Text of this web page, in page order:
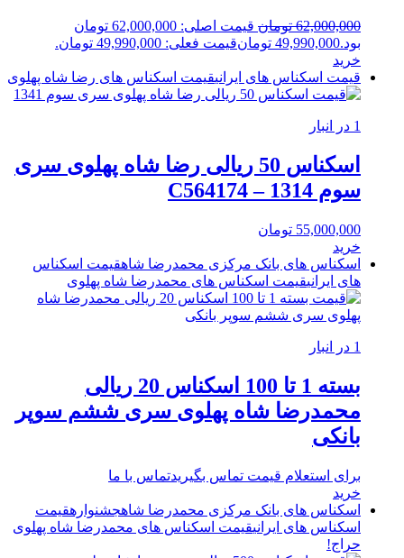
62,000,000 تومان
قیمت اصلی: 62,000,000 تومان
بود.49,990,000 تومانقیمت فعلی: 49,990,000 تومان.
خرید
قیمت اسکناس های ایرانیقیمت اسکناس های رضا شاه پهلوی
1 در انبار
اسکناس 50 ریالی رضا شاه پهلوی سری
سوم 1314 – C564174
55,000,000 تومان
خرید
اسکناس های بانک مرکزی محمدرضا شاهقیمت اسکناس
های ایرانیقیمت اسکناس های محمدرضا شاه پهلوی
1 در انبار
بسته 1 تا 100 اسکناس 20 ریالی
محمدرضا شاه پهلوی سری ششم سوپر
بانکی
برای استعلام قیمت تماس بگیریدتماس با ما
خرید
اسکناس های بانک مرکزی محمدرضا شاهجشنوارهقیمت
اسکناس های ایرانیقیمت اسکناس های محمدرضا شاه پهلوی
حراج!